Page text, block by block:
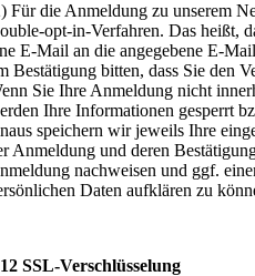
Für die Anmeldung zu unserem
opt-in-Verfahren. Das heißt,
E-Mail an die angegebene E-
Bestätigung bitten, dass Sie den
Sie Ihre Anmeldung nicht
Ihre Informationen gesperrt
speichern wir jeweils Ihre
Anmeldung und deren
nachweisen und ggf.
Daten aufklären zu
SSL-Verschlüsselung